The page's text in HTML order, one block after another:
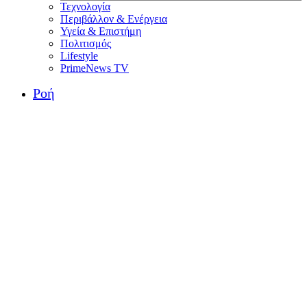
Τεχνολογία
Περιβάλλον & Ενέργεια
Υγεία & Επιστήμη
Πολιτισμός
Lifestyle
PrimeNews TV
Ροή